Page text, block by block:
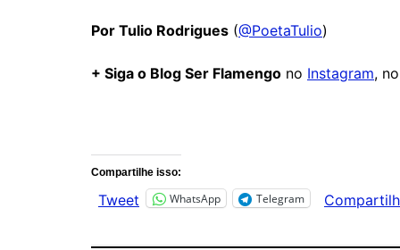
Por Tulio Rodrigues (@PoetaTulio)
+ Siga o Blog Ser Flamengo no Instagram,
Compartilhe isso:
Tweet WhatsApp Telegram